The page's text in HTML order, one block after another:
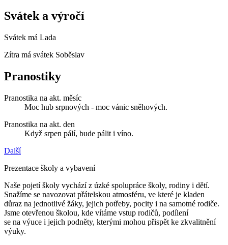
Svátek a výročí
Svátek má Lada
Zítra má svátek Soběslav
Pranostiky
Pranostika na akt. měsíc
Moc hub srpnových - moc vánic sněhových.
Pranostika na akt. den
Když srpen pálí, bude pálit i víno.
Další
Prezentace školy a vybavení
Naše pojetí školy vychází z úzké spolupráce školy, rodiny i dětí.
Snažíme se navozovat přátelskou atmosféru, ve které je kladen
důraz na jednotlivé žáky, jejich potřeby, pocity i na samotné rodiče.
Jsme otevřenou školou, kde vítáme vstup rodičů, podílení
se na výuce i jejich podněty, kterými mohou přispět ke zkvalitnění
výuky.